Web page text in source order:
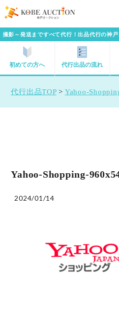
撮影～発送まですべて代行！出品代行の神
初めての方へ 代行出品の流れ
代行出品TOP> Yahoo-
Yahoo-Shopping-
2024/01/14